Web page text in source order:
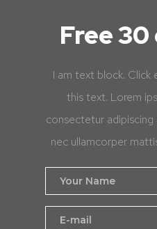
Free
I am text block.
this text. Lorem
consectetur
nec ullamcorper